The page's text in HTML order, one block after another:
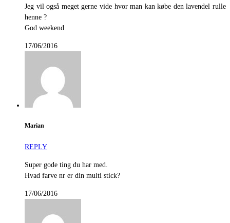
Jeg vil også meget gerne vide hvor man kan købe den lavendel rulle
henne ?
God weekend
17/06/2016
Marian
REPLY
Super gode ting du har med.
Hvad farve nr er din multi stick?
17/06/2016